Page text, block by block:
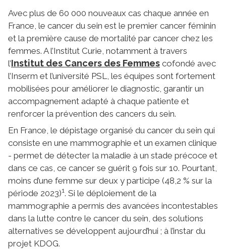
Avec plus de 60 000 nouveaux cas chaque année en
France, le cancer du sein est le premier cancer féminin
et la première cause de mortalité par cancer chez les
femmes. A l’Institut Curie, notamment à travers
l’Institut des Cancers des Femmes cofondé avec
l’Inserm et l’université PSL, les équipes sont fortement
mobilisées pour améliorer le diagnostic, garantir un
accompagnement adapté à chaque patiente et
renforcer la prévention des cancers du sein.
En France, le dépistage organisé du cancer du sein qui
consiste en une mammographie et un examen clinique
- permet de détecter la maladie à un stade précoce et
dans ce cas, ce cancer se guérit 9 fois sur 10. Pourtant,
moins d’une femme sur deux y participe (48,2 % sur la
période 2023)1. Si le déploiement de la
mammographie a permis des avancées incontestables
dans la lutte contre le cancer du sein, des solutions
alternatives se développent aujourd’hui ; à l’instar du
projet KDOG.